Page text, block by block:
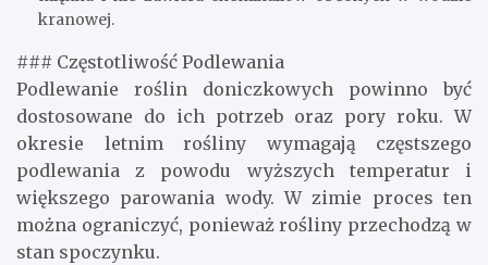
kranowej.
### Częstotliwość Podlewania
Podlewanie roślin doniczkowych powinno być
dostosowane do ich potrzeb oraz pory roku. W
okresie letnim rośliny wymagają częstszego
podlewania z powodu wyższych temperatur i
większego parowania wody. W zimie proces ten
można ograniczyć, ponieważ rośliny przechodzą w
stan spoczynku.